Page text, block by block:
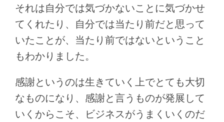
それは自分では気づかないことに気づかせ
てくれたり、自分では当たり前だと思って
いたことが、当たり前ではないということ
もわかりました。
感謝というのは生きていく上でとても大切
なものになり、感謝と言うものが発展して
いくからこそ、ビジネスがうまくいくのだ